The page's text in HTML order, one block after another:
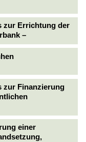
zur Errichtung der
–
zur Finanzierung
einer